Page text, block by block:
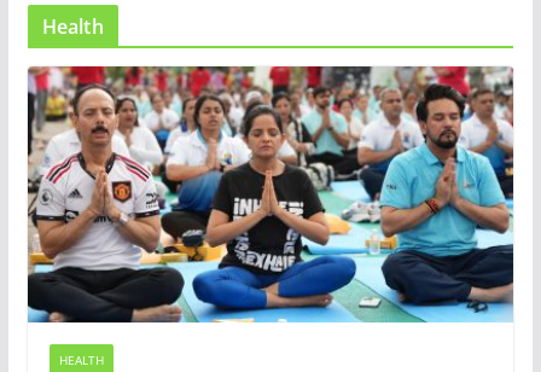
Health
HEALTH